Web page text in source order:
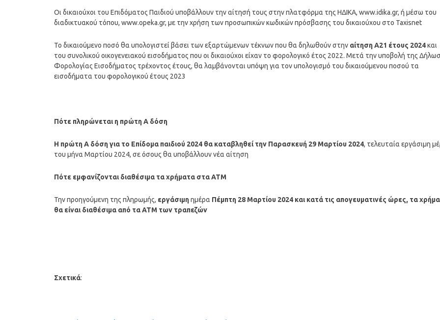
Οι δικαιούχοι του Επιδόματος Παιδιού υποβάλλουν την αίτησή τους στην πλατφόρμα της ΗΔΙΚΑ, www.idika.gr, ή μέσω του
διαδικτυακού τόπου, www.opeka.gr, με την χρήση των προσωπικών κωδικών πρόσβασης του δικαιούχου στο Taxisnet
Το δικαιούμενο ποσό θα υπολογιστεί βάσει των εξαρτώμενων τέκνων που θα δηλωθούν στην αίτηση Α21 έτους 2024και
του συνολικού οικογενειακού εισοδήματος που οι δικαιούχοι είχαν το φορολογικό έτος 2022. Μετά την υποβολή της
Φορολογίας Εισοδήματος τρέχοντος έτους, θα λαμβάνονται υπόψη για τον υπολογισμό του δικαιούμενου ποσού τα
εισοδήματα του φορολογικού έτους 2023
Πότε πληρώνεται η πρώτη Α δόση
Η πρώτη Α δόσηγια το Επίδομα παιδιού 2024 θα καταβληθεί την Παρασκευή 29 Μαρτίου 2024, τελευταία εργάσιμη
του μήνα Μαρτίου 2024, σε όσους θα υποβάλλουν νέα αίτηση
Πότε εμφανίζονται διαθέσιμα τα χρήματα στα ΑΤΜ
Την προηγούμενη της πληρωμής, εργάσιμηημέρα Πέμπτη 28 Μαρτίου 2024 και κατά τις απογευματινές ώρες, τα
θα είναι διαθέσιμα από τα ΑΤΜ των τραπεζών
Σχετικά: